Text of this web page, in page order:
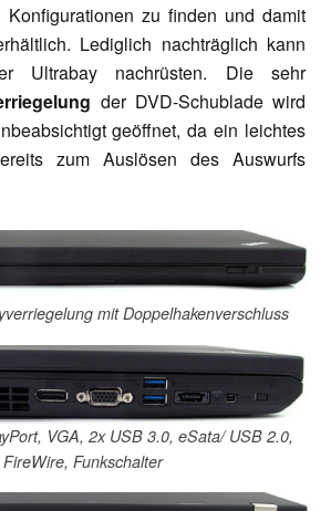
zu finden und damit
Lediglich nachträglich kann
Ultrabay nachrüsten. Die sehr
der DVD-Schublade wird
geöffnet, da ein leichtes
zum Auslösen des Auswurfs
mit Doppelhakenverschluss
VGA, 2x USB 3.0, eSata/ USB 2.0,
FireWire, Funkschalter